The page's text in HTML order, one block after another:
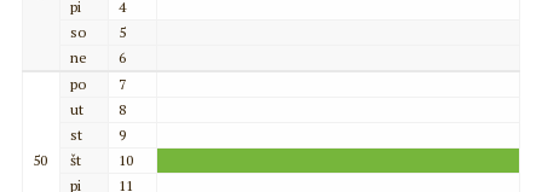
pi
4
so
5
ne
6
50
po
7
ut
8
st
9
št
10
pi
11